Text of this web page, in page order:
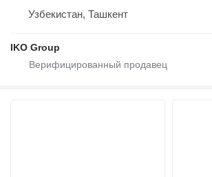
Узбекистан, Ташкент
IKO Group